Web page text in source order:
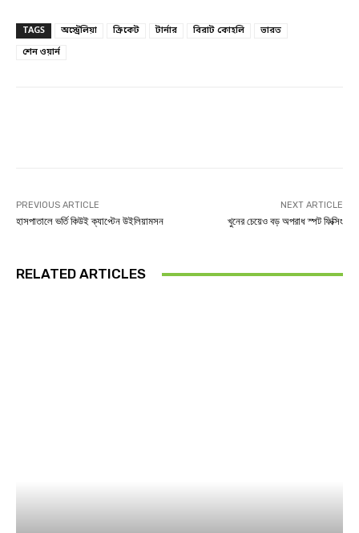
TAGS অস্ট্রেলিয়া ক্রিকেট টার্নার বিরাট কোহলি
ভারত
শেন ওয়ার্ন
PREVIOUS ARTICLE
হাসপাতালে ভর্তি কিউই ক্যাপ্টেন উইলিয়ামসন
NEXT ARTICLE
খুনের চেয়েও বড় অপরাধ স্পট ফিক্সিং
RELATED ARTICLES